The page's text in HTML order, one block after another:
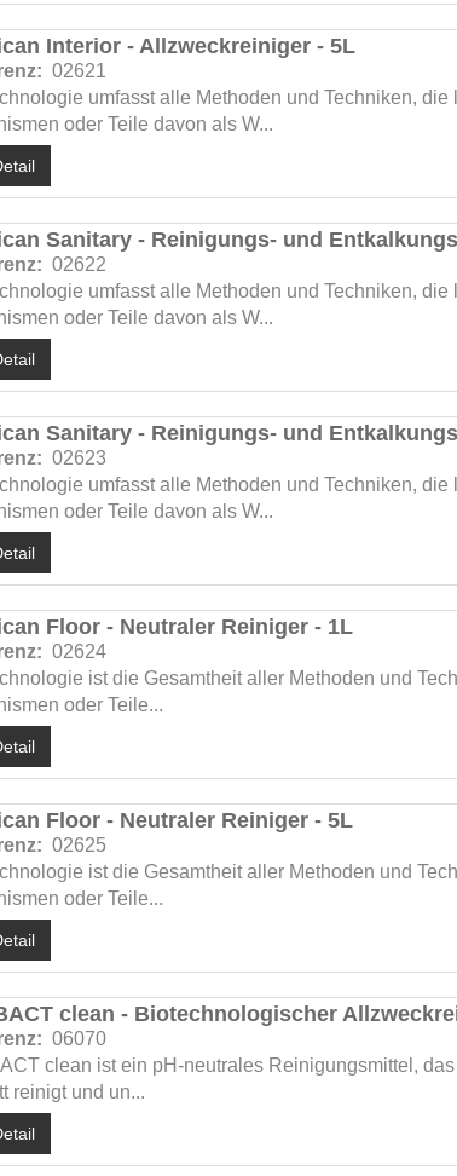
Interior - Allzweckreiniger - 5L
02621
umfasst alle Methoden und Techniken, die
oder Teile davon als W...
Sanitary - Reinigungs- und
02622
umfasst alle Methoden und Techniken, die
oder Teile davon als W...
Sanitary - Reinigungs- und
02623
umfasst alle Methoden und Techniken, die
oder Teile davon als W...
Floor - Neutraler Reiniger - 1L
02624
ist die Gesamtheit aller Methoden und
oder Teile...
Floor - Neutraler Reiniger - 5L
02625
ist die Gesamtheit aller Methoden und
oder Teile...
clean - Biotechnologischer
06070
clean ist ein pH-neutrales Reinigungsmittel,
reinigt und un...